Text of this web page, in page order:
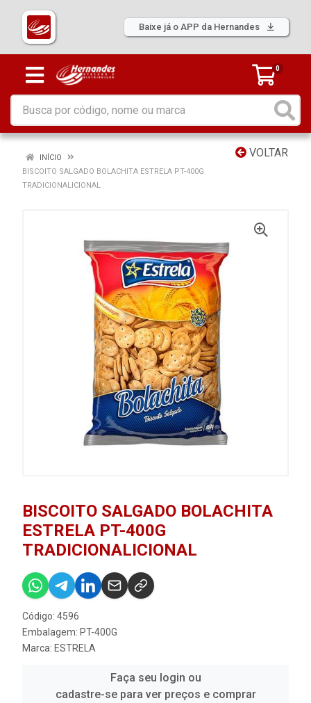
Baixe já o APP da Hernandes
0
VOLTAR
INÍCIO
BISCOITO SALGADO BOLACHITA ESTRELA PT-400G
TRADICIONALICIONAL
BISCOITO SALGADO BOLACHITA
ESTRELA PT-400G
TRADICIONALICIONAL
Código: 4596
Embalagem: PT-400G
Marca: ESTRELA
Faça seu login ou
cadastre-se para ver preços e comprar